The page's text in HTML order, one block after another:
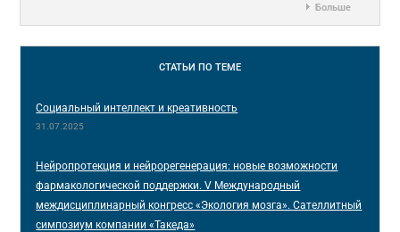
Больше
СТАТЬИ ПО ТЕМЕ
Социальный интеллект и креативность
31.07.2025
Нейропротекция и нейрорегенерация: новые возможности
фармакологической поддержки. V Международный
междисциплинарный конгресс «Экология мозга». Сателлитный
симпозиум компании «Такеда»